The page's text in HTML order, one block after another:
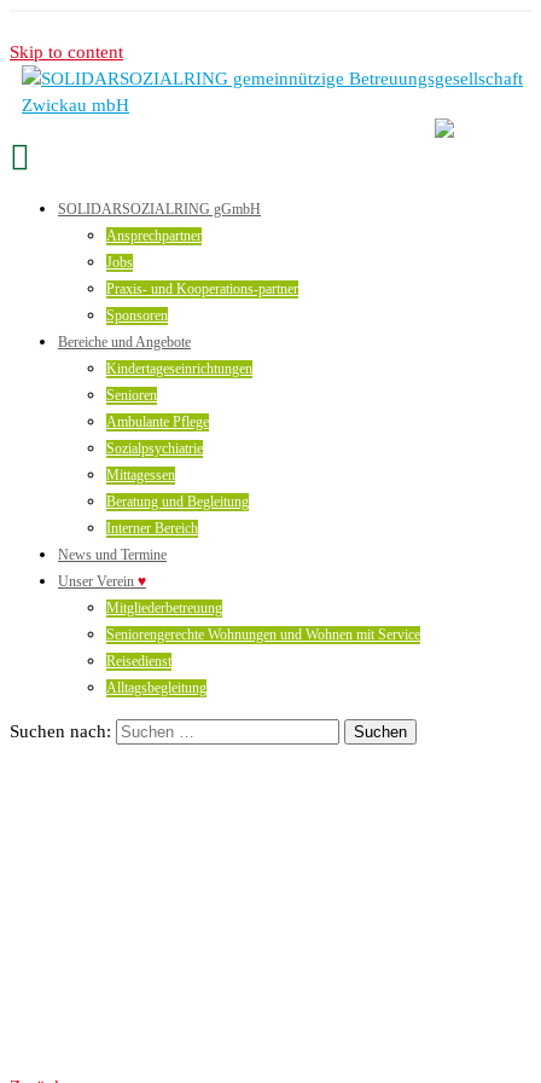
Skip to content
SOLIDARSOZIALRING gGmbH
Ansprechpartner
Jobs
Praxis- und Kooperations-partner
Sponsoren
Bereiche und Angebote
Kindertageseinrichtungen
Senioren
Ambulante Pflege
Sozialpsychiatrie
Mittagessen
Beratung und Begleitung
Interner Bereich
News und Termine
Unser Verein ♥
Mitgliederbetreuung
Seniorengerechte Wohnungen und Wohnen mit Service
Reisedienst
Alltagsbegleitung
Suchen nach: